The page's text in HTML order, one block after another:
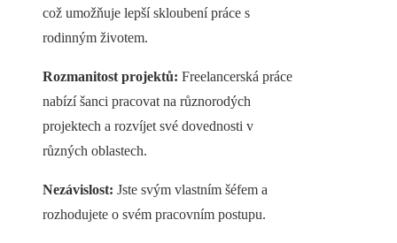
což umožňuje lepší skloubení práce s
rodinným životem.
Rozmanitost projektů: Freelancerská práce
nabízí šanci pracovat na různorodých
projektech a rozvíjet své dovednosti v
různých oblastech.
Nezávislost: Jste svým vlastním šéfem a
rozhodujete o svém pracovním postupu.